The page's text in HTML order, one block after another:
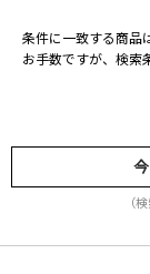
条件に一致する商品
お手数ですが、検索
（